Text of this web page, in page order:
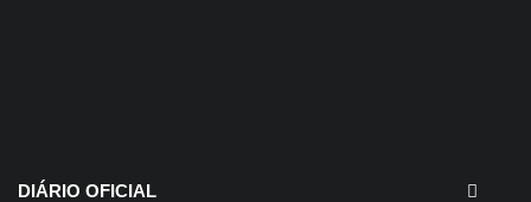
Processo Seletivo
DIÁRIO OFICIAL